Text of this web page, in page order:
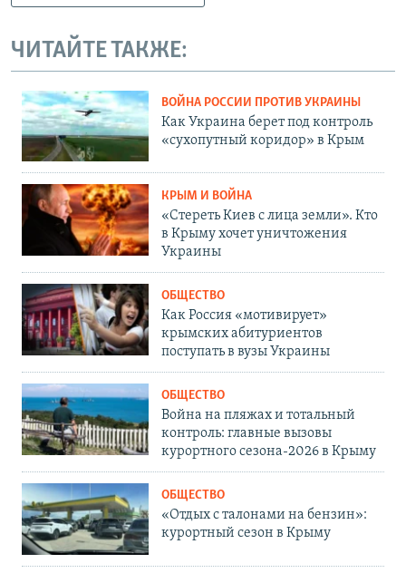
ЧИТАЙТЕ ТАКЖЕ:
ВОЙНА РОССИИ ПРОТИВ УКРАИНЫ
Как Украина берет под контроль
«сухопутный коридор» в Крым
КРЫМ И ВОЙНА
«Стереть Киев с лица земли». Кто
в Крыму хочет уничтожения
Украины
ОБЩЕСТВО
Как Россия «мотивирует»
крымских абитуриентов
поступать в вузы Украины
ОБЩЕСТВО
Война на пляжах и тотальный
контроль: главные вызовы
курортного сезона-2026 в Крыму
ОБЩЕСТВО
«Отдых с талонами на бензин»:
курортный сезон в Крыму